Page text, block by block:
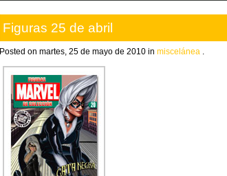
Figuras 25 de abril
Posted on martes, 25 de mayo de 2010 in miscelánea